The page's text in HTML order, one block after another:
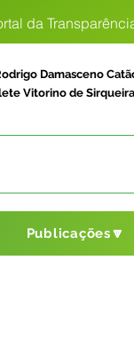
da
Damasceno
Vitorino de Sirqueira
Publicações🔽